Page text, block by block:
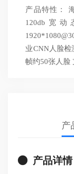
产品特性：
120db宽
业CNN人脸
帧约50张人脸
产
产品详情